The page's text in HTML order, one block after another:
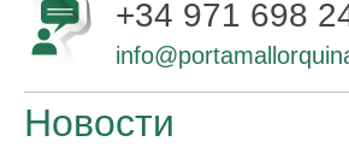
+34 971 698
Новости